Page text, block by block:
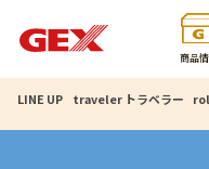
商品
LINE UP traveler トラベラー